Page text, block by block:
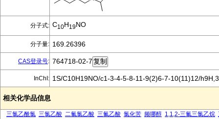
分子式: C10H19NO
分子量: 169.26396
CAS登录号: 764718-02-7
InChI: 1S/C10H19NO/c1-3-4-5-8-11-9(2)6-7-10(11)12/
相关化学品信息
三氯乙酰氯 三氯乙酸 二氟氯乙酸 三氟乙酸 氯化苦 频哪醇 1,1,2-三氟三氯乙烷